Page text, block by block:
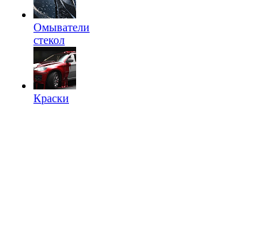
Омыватели
стекол
Краски